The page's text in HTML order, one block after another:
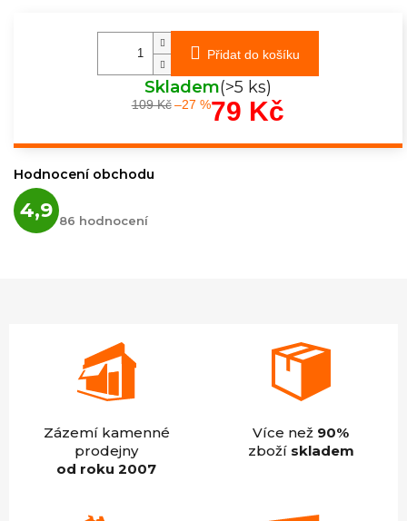
Přidat do košíku
Skladem(>5 ks)
109 Kč –27 %79 Kč
Hodnocení obchodu
4,9 hodnocení
obchodu
86 hodnocení
Zázemí kamenné
prodejny
od roku 2007
Více než 90%
zboží skladem